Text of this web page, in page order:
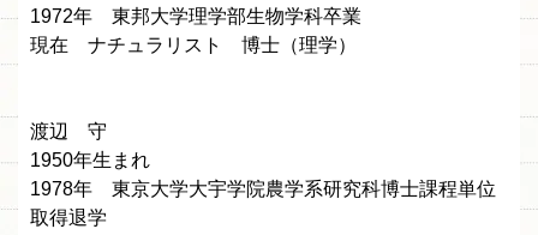
1972年 東邦大学理学部生物学科卒業
現在 ナチュラリスト 博士（理学）
渡辺 守
1950年生まれ
1978年 東京大学大宇学院農学系研究科博士課程単位
取得退学